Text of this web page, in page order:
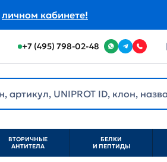
личном кабинете!
+7 (495) 798-02-48
ВТОРИЧНЫЕ
АНТИТЕЛА
БЕЛКИ
И ПЕПТИДЫ